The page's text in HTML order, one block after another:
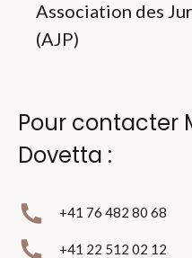
Association des
(AJP)
Pour contacter
Dovetta :
+41 76 482 80 68
+41 22 512 02 12